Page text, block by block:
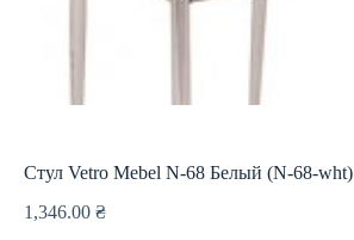
Стул Vetro Mebel N-68 Белый (N-68-wht)
1,346.00 ₴